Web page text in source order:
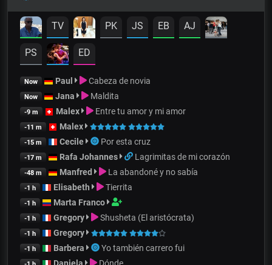
TV PK JS EB AJ
PS ED
Now Paul Cabeza de novia
Now Jana Maldita
-9 m Malex Entre tu amor y mi amor
-11 m Malex
-15 m Cecile Por esta cruz
-17 m Rafa Johannes Lagrimitas de mi corazón
-48 m Manfred La abandoné y no sabía
-1 h Elisabeth Tierrita
-1 h Marta Franco
-1 h Gregory Shusheta (El aristócrata)
-1 h Gregory
-1 h Barbera Yo también carrero fui
Daniela Dónde